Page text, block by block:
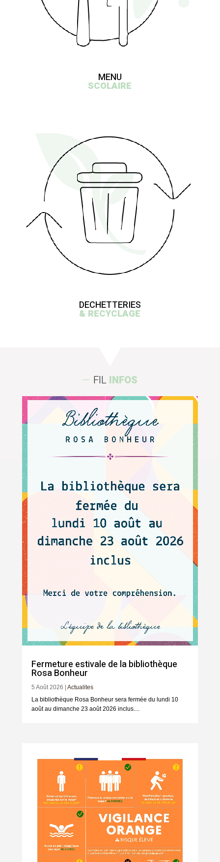
MENU
SCOLAIRE
DECHETTERIES
& RECYCLAGE
FIL INFOS
Fermeture estivale de la bibliothèque
Rosa Bonheur
5 Août 2026
Actualites
La bibliothèque Rosa Bonheur sera fermée du lundi 10
août au dimanche 23 août 2026 inclus....